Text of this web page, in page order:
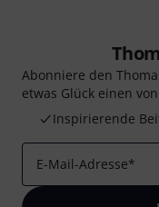
Abonniere den
etwas Glück einen von
Inspirierende
E-Mail-Adresse*